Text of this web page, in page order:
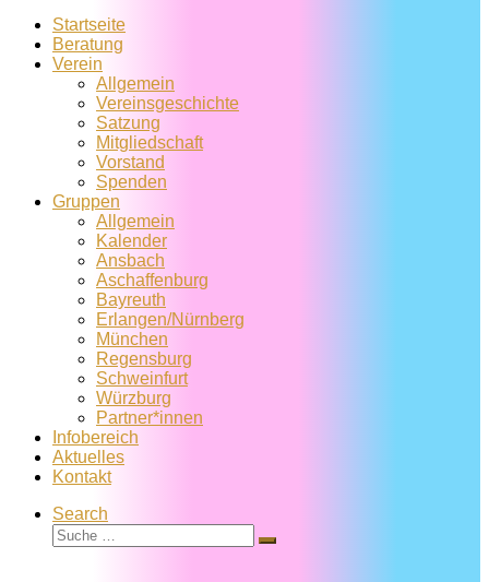
Startseite
Beratung
Verein
Allgemein
Vereins­geschichte
Satzung
Mitglied­schaft
Vorstand
Spenden
Gruppen
Allgemein
Kalender
Ansbach
Aschaffenburg
Bayreuth
Erlangen/Nürnberg
München
Regensburg
Schweinfurt
Würzburg
Partner*innen
Infobereich
Aktuelles
Kontakt
Search
Suche
Suche